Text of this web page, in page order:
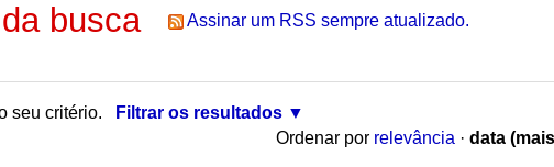
busca Assinar um RSS sempre atualizado.
seu critério.
Filtrar os resultados
Ordenar por relevância · data